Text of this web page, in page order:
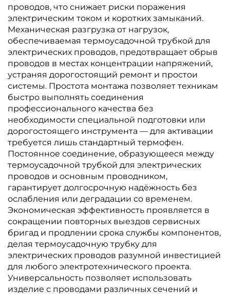
проводов, что снижает риски поражения
электрическим током и коротких замыканий.
Механическая разгрузка от нагрузок,
обеспечиваемая термоусадочной трубкой для
электрических проводов, предотвращает обрыв
проводов в местах концентрации напряжений,
устраняя дорогостоящий ремонт и простои
системы. Простота монтажа позволяет техникам
быстро выполнять соединения
профессионального качества без
необходимости специальной подготовки или
дорогостоящего инструмента — для активации
требуется лишь стандартный термофен.
Постоянное соединение, образующееся между
термоусадочной трубкой для электрических
проводов и основным проводником,
гарантирует долгосрочную надёжность без
ослабления или деградации со временем.
Экономическая эффективность проявляется в
сокращении повторных выездов сервисных
бригад и продлении срока службы компонентов,
делая термоусадочную трубку для
электрических проводов разумной инвестицией
для любого электротехнического проекта.
Универсальность позволяет использовать
изделие с проводами различных сечений и